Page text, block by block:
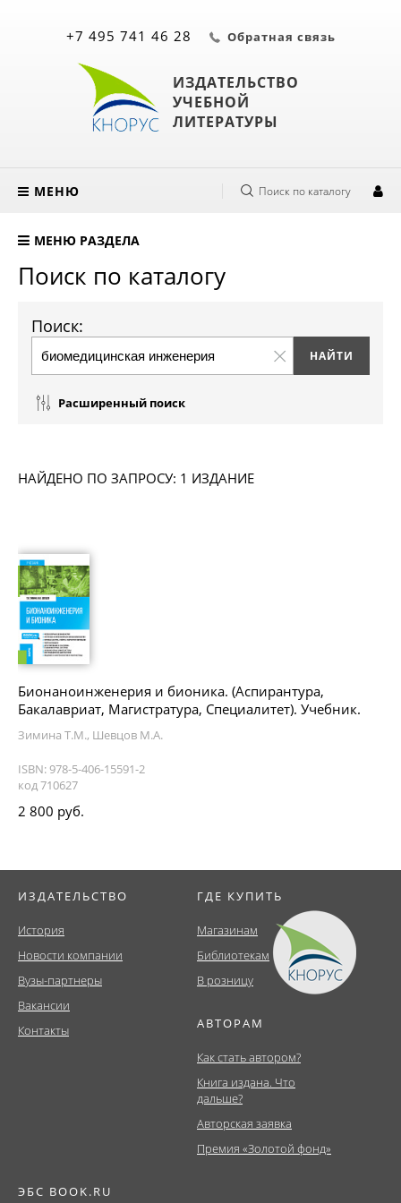
ИЗДАТЕЛЬСТВО
УЧЕБНОЙ
ЛИТЕРАТУРЫ
+7 495 741 46 28 Обратная связь
МЕНЮ Поиск по каталогу
МЕНЮ РАЗДЕЛА
Поиск по каталогу
Поиск:
Расширенный поиск
НАЙДЕНО ПО ЗАПРОСУ: 1 ИЗДАНИЕ
Бионаноинженерия и бионика. (Аспирантура,
Бакалавриат, Магистратура, Специалитет). Учебник.
Зимина Т.М., Шевцов М.А.
ISBN: 978-5-406-15591-2
код 710627
2 800 руб.
ИЗДАТЕЛЬСТВО
История
Новости компании
Вузы-партнеры
Вакансии
Контакты
ГДЕ КУПИТЬ
Магазинам
Библиотекам
В розницу
АВТОРАМ
Как стать автором?
Книга издана. Что
дальше?
Авторская заявка
Премия «Золотой фонд»
ЭБС BOOK.RU